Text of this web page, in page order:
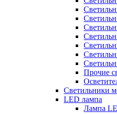
Прочие
Светильники
LED лампа
Лампа